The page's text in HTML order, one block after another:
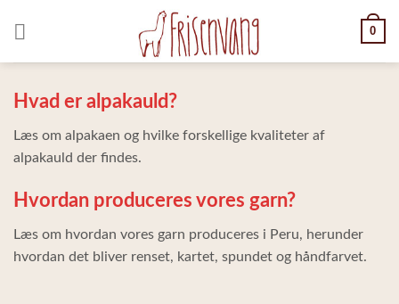
0
Hvad er alpakauld?
Læs om alpakaen og hvilke forskellige kvaliteter af
alpakauld der findes.
Hvordan produceres vores garn?
Læs om hvordan vores garn produceres i Peru, herunder
hvordan det bliver renset, kartet, spundet og håndfarvet.